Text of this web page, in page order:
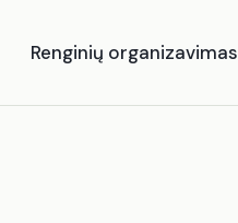
Renginių organizavimas